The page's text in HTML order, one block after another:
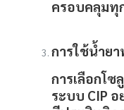
ครอบคลุม
การใช้น้ำย
การเลือกโ
ระบบ CIP อ